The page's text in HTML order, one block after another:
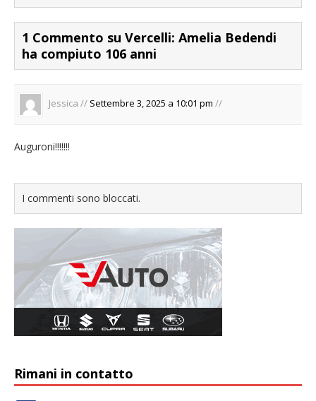
1 Commento su Vercelli: Amelia Bedendi
ha compiuto 106 anni
Jessica // Settembre 3, 2025 a 10:01 pm //
Auguroni!!!!!!!
I commenti sono bloccati.
Rimani in contatto